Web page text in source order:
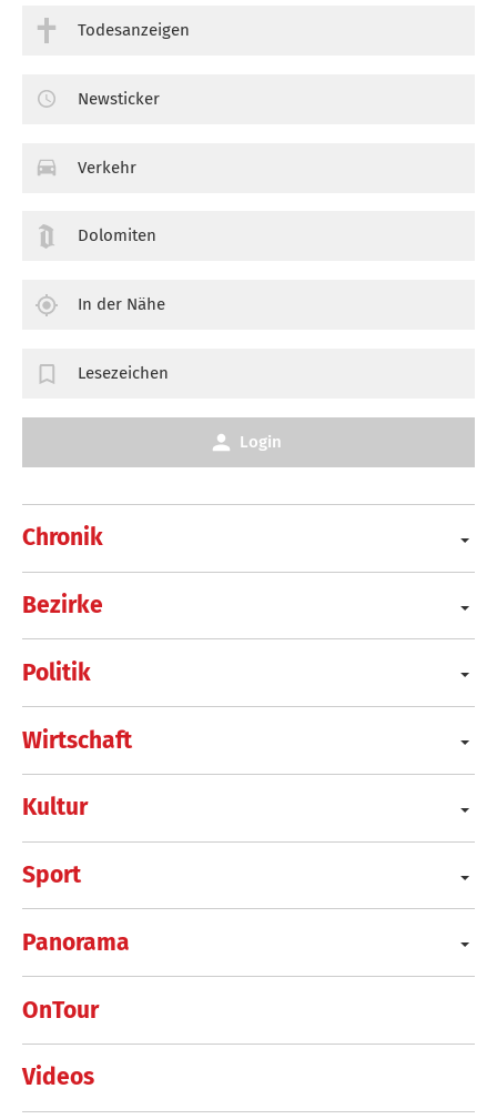
Chronik
Bezirke
Politik
Wirtschaft
Kultur
Sport
Panorama
OnTour
Videos
Todesanzeigen
Newsticker
Verkehr
Dolomiten
In der Nähe
Lesezeichen
Login